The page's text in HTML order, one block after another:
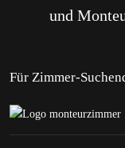
und
Für Zimmer-